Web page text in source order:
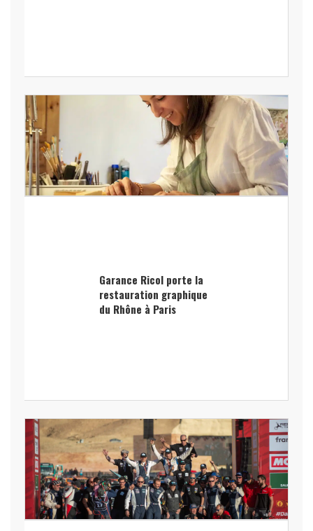
Garance Ricol porte la
restauration graphique
du Rhône à Paris